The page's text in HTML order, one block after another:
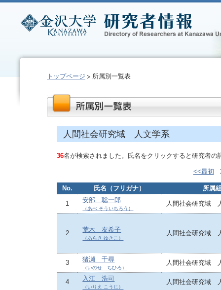
トップページ 所属別一覧表
人間社会研究域 人文学系
36名が検索されました。氏名をクリックすると研究者の
<<最初
No. 氏名（フリガナ） 所属
1 安部 聡一郎
（あべ そういちろう）
人間社会研究域
2 荒木 友希子
（あらき ゆきこ）
人間社会研究域
3 猪瀬 千尋
（いのせ ちひろ）
人間社会研究域
4 入江 浩司
（いりえ こうじ）
人間社会研究域